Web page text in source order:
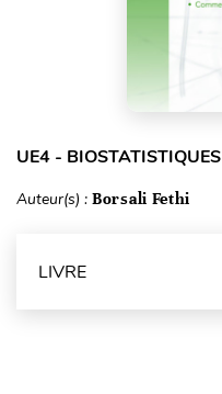
UE4 - BIOSTATISTIQUES
Auteur(s) : Borsali Fethi
LIVRE